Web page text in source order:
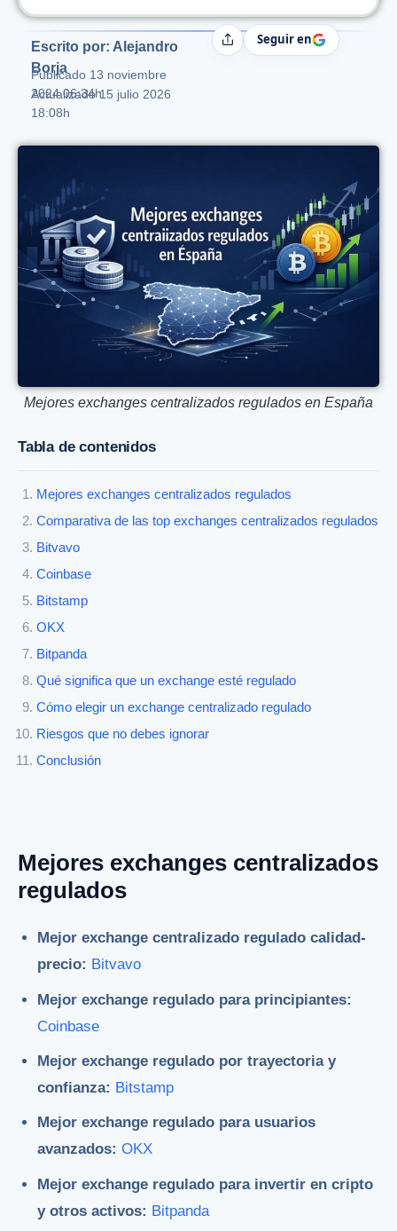
Escrito por: Alejandro
Borja
Publicado 13 noviembre
2024 06:34h
Actualizado 15 julio 2026
18:08h
CompartirSeguir en
Mejores exchanges centralizados regulados en España
Tabla de contenidos
Mejores exchanges centralizados regulados
Comparativa de las top exchanges centralizados regulados
Bitvavo
Coinbase
Bitstamp
OKX
Bitpanda
Qué significa que un exchange esté regulado
Cómo elegir un exchange centralizado regulado
Riesgos que no debes ignorar
Conclusión
Mejores exchanges centralizados
regulados
Mejor exchange centralizado regulado calidad-
precio: Bitvavo
Mejor exchange regulado para principiantes:
Coinbase
Mejor exchange regulado por trayectoria y
confianza: Bitstamp
Mejor exchange regulado para usuarios
avanzados: OKX
Mejor exchange regulado para invertir en cripto
y otros activos: Bitpanda